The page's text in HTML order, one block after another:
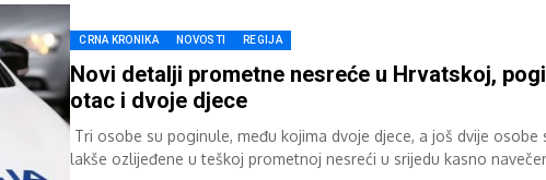
CRNA KRONIKA NOVOSTI REGIJA
Novi detalji prometne nesreće u Hrvatskoj,
otac i dvoje djece
Tri osobe su poginule, među kojima dvoje djece, a još dvije osobe
lakše ozlijeđene u teškoj prometnoj nesreći u srijedu kasno navečer